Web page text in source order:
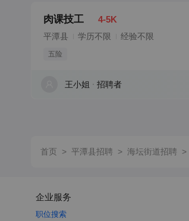
肉课技工 4-5K
平潭县 学历不限 经验不限
五险
王小姐 招聘者
首页 > 平潭县招聘 > 海坛街道招聘 >
企业服务
职位搜索